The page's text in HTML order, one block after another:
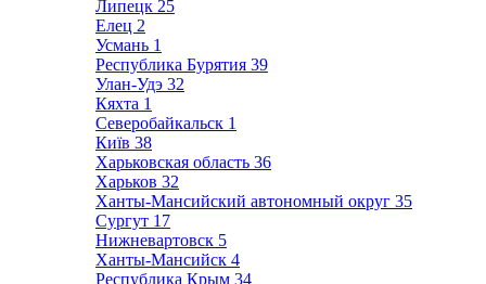
Липецк 25
Елец 2
Усмань 1
Республика Бурятия 39
Улан-Удэ 32
Кяхта 1
Северобайкальск 1
Київ 38
Харьковская область 36
Харьков 32
Ханты-Мансийский автономный округ 35
Сургут 17
Нижневартовск 5
Ханты-Мансийск 4
Республика Крым 34